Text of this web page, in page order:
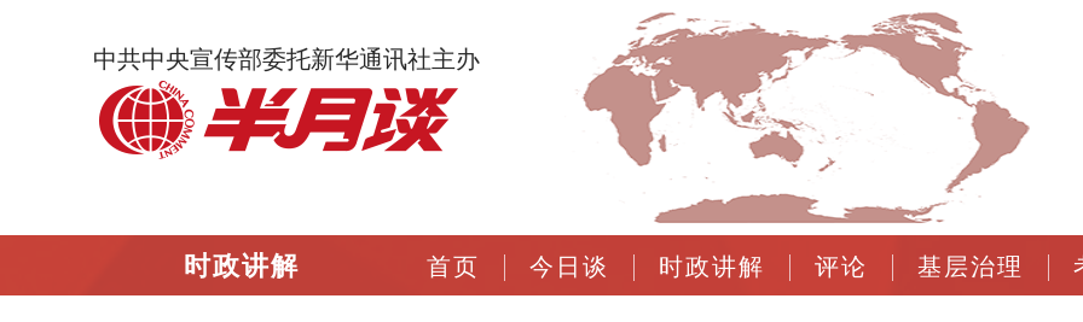
中共中央宣传部委托新华通讯社主办
时政讲解 首页 今日谈 时政讲解 评论 基层治理